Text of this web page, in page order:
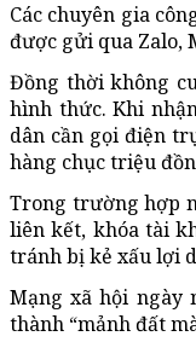
Các chuyên gia
được gửi qua Zalo,
Đồng thời không
hình thức. Khi
dân cần gọi điện
hàng chục triệu
Trong trường hợp
liên kết, khóa tài
tránh bị kẻ xấu lợi
Mạng xã hội ngày
thành “mảnh đất